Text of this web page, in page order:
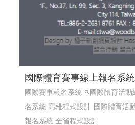
國際體育賽事線上報名系
國際賽事報名系統
國際體育活
名系統 高雄程式設計 國際體育活
報名系統 全省程式設計